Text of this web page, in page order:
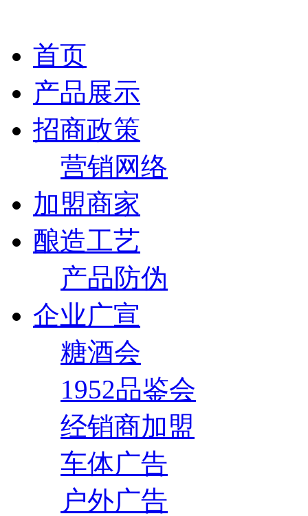
首页
产品展示
招商政策
营销网络
加盟商家
酿造工艺
产品防伪
企业广宣
糖酒会
1952品鉴会
经销商加盟
车体广告
户外广告